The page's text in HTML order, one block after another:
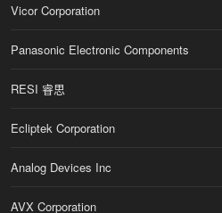
Vicor Corporation
Panasonic Electronic Components
RESI 睿思
Ecliptek Corporation
Analog Devices Inc
AVX Corporation